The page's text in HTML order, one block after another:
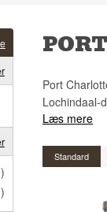
Port
Lochindaal-
Læs mere
Standard